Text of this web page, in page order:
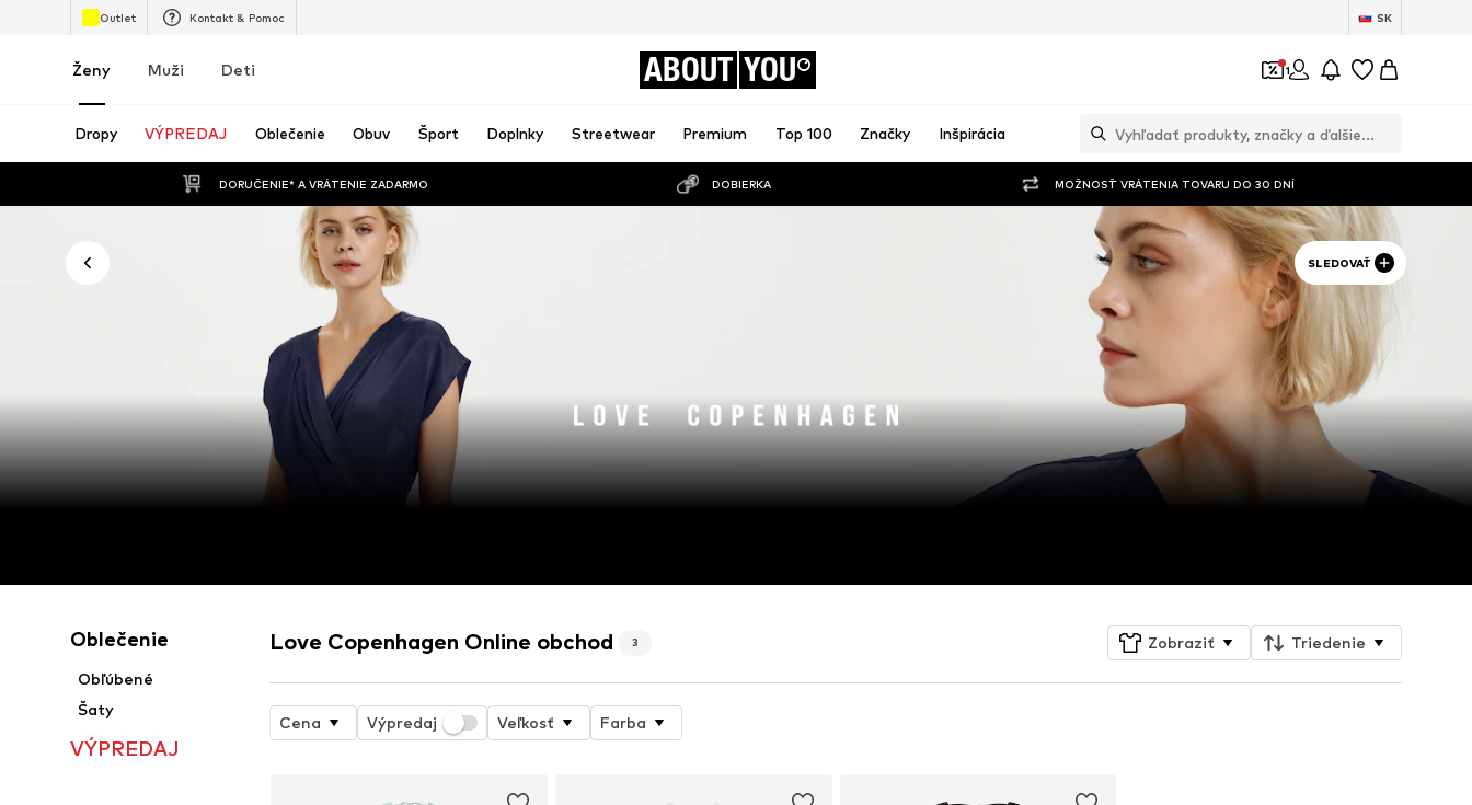
Outlet Kontakt & Pomoc SK
Ženy Muži Deti ABOUT YOU 1
Dropy VÝPREDAJ Oblečenie Obuv Šport Doplnky Streetwear Premium Top 100 Značky Inšpirácia
DORUČENIE* A VRÁTENIE ZADARMO DOBIERKA MOŽNOSŤ VRÁTENIA TOVARU DO 30 DNÍ
SLEDOVAŤ
Oblečenie
Obľúbené
Šaty
VÝPREDAJ
Love Copenhagen Online obchod 3 Zobraziť Triedenie
Cena Výpredaj Veľkosť Farba